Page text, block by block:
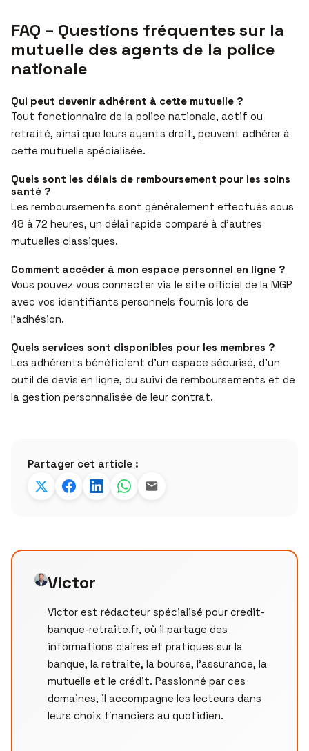
FAQ – Questions fréquentes sur la
mutuelle des agents de la police
nationale
Qui peut devenir adhérent à cette mutuelle ?
Tout fonctionnaire de la police nationale, actif ou
retraité, ainsi que leurs ayants droit, peuvent adhérer à
cette mutuelle spécialisée.
Quels sont les délais de remboursement pour les soins
santé ?
Les remboursements sont généralement effectués sous
48 à 72 heures, un délai rapide comparé à d’autres
mutuelles classiques.
Comment accéder à mon espace personnel en ligne ?
Vous pouvez vous connecter via le site officiel de la MGP
avec vos identifiants personnels fournis lors de
l’adhésion.
Quels services sont disponibles pour les membres ?
Les adhérents bénéficient d’un espace sécurisé, d’un
outil de devis en ligne, du suivi de remboursements et de
la gestion personnalisée de leur contrat.
Partager cet article :
Victor
Victor est rédacteur spécialisé pour credit-
banque-retraite.fr, où il partage des
informations claires et pratiques sur la
banque, la retraite, la bourse, l’assurance, la
mutuelle et le crédit. Passionné par ces
domaines, il accompagne les lecteurs dans
leurs choix financiers au quotidien.